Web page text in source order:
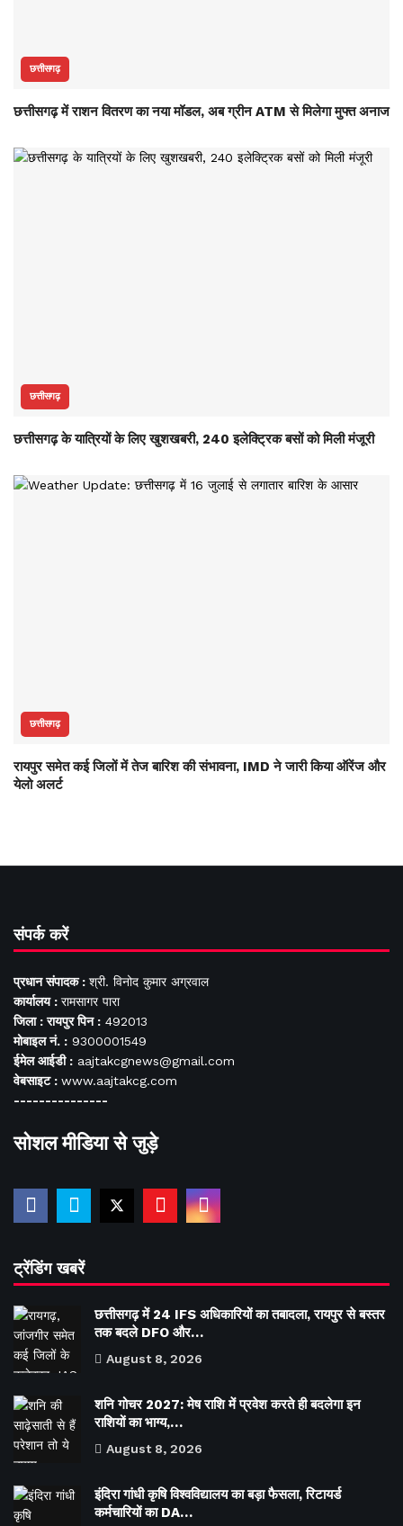
छत्तीसगढ़
छत्तीसगढ़ में राशन वितरण का नया मॉडल, अब ग्रीन ATM से मिलेगा मुफ्त अनाज
छत्तीसगढ़
छत्तीसगढ़ के यात्रियों के लिए खुशखबरी, 240 इलेक्ट्रिक बसों को मिली मंजूरी
छत्तीसगढ़
रायपुर समेत कई जिलों में तेज बारिश की संभावना, IMD ने जारी किया ऑरेंज और
येलो अलर्ट
संपर्क करें
प्रधान संपादक : श्री. विनोद कुमार अग्रवाल
कार्यालय : रामसागर पारा
जिला : रायपुर पिन : 492013
मोबाइल नं. : 9300001549
ईमेल आईडी : aajtakcgnews@gmail.com
वेबसाइट : www.aajtakcg.com
---------------
सोशल मीडिया से जुड़े
ट्रेंडिंग खबरें
छत्तीसगढ़ में 24 IFS अधिकारियों का तबादला, रायपुर से बस्तर
तक बदले DFO और…
August 8, 2026
शनि गोचर 2027: मेष राशि में प्रवेश करते ही बदलेगा इन
राशियों का भाग्य,…
August 8, 2026
इंदिरा गांधी कृषि विश्वविद्यालय का बड़ा फैसला, रिटायर्ड
कर्मचारियों का DA…